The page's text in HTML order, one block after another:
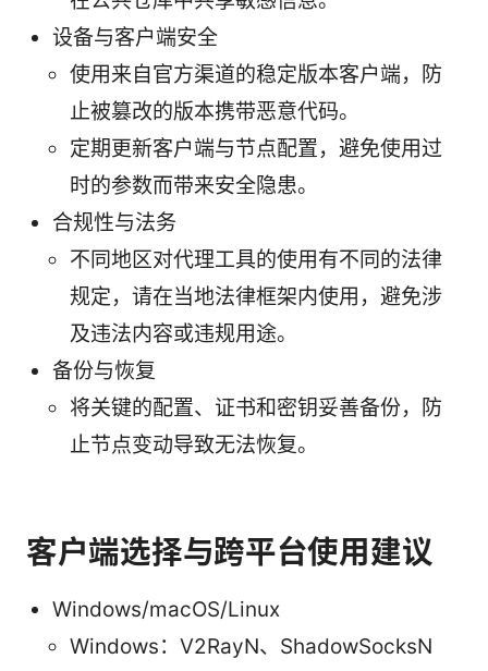
设备与客户端安全
使用来自官方渠道的稳定版本客户端，防
止被篡改的版本携带恶意代码。
定期更新客户端与节点配置，避免使用过
时的参数而带来安全隐患。
合规性与法务
不同地区对代理工具的使用有不同的法律
规定，请在当地法律框架内使用，避免涉
及违法内容或违规用途。
备份与恢复
将关键的配置、证书和密钥妥善备份，防
止节点变动导致无法恢复。
客户端选择与跨平台使用建议
Windows/macOS/Linux
Windows：V2RayN、ShadowSocksN